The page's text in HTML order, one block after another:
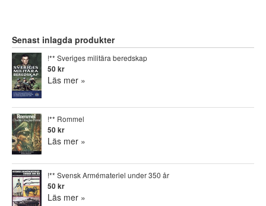
Senast inlagda produkter
!** Sveriges militära beredskap
50 kr
Läs mer »
!** Rommel
50 kr
Läs mer »
!** Svensk Armémateriel under 350 år
50 kr
Läs mer »